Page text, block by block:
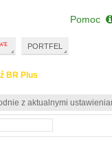
BR Plus
z aktualnymi
PORTFEL
Pomoc